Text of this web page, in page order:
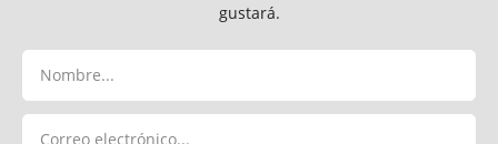
gustará.